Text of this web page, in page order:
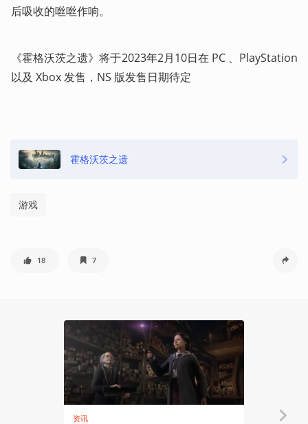
后吸收的咝咝作响。
《霍格沃茨之遗》将于2023年2月10日在 PC 、PlayStation
以及 Xbox 发售，NS 版发售日期待定
霍格沃茨之遗
游戏
18 7
资讯